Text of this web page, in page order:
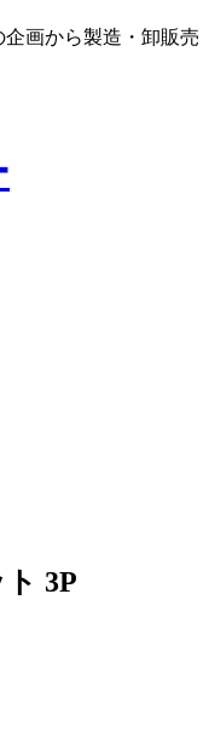
画から製造・卸販売
3P